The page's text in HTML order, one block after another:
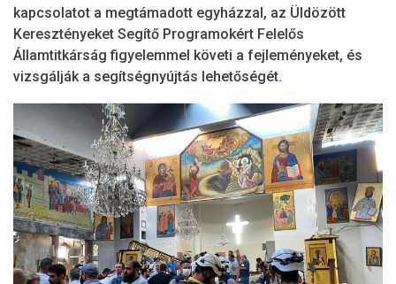
kapcsolatot a megtámadott egyházzal, az Üldözött
Keresztényeket Segítő Programokért Felelős
Államtitkárság figyelemmel követi a fejleményeket, és
vizsgálják a segítségnyújtás lehetőségét.